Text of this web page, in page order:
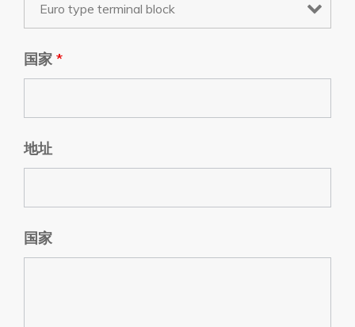
国家 *
地址
国家